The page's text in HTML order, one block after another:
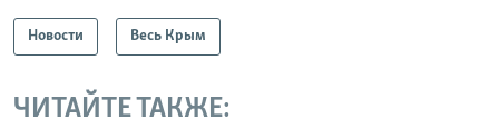
Новости Весь Крым
ЧИТАЙТЕ ТАКЖЕ: